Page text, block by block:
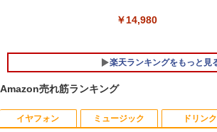
￥14,980
楽天ランキングをもっと見
1
魔王城の料理番 〜コ
Amazon売れ筋ランキング
イヤフォン ミュージック ドリンク